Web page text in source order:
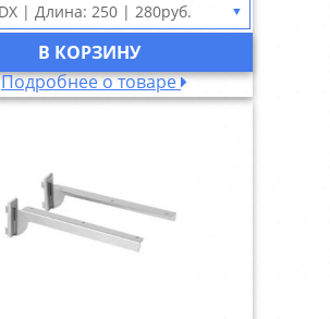
В КОРЗИНУ
▼
Подробнее о товаре